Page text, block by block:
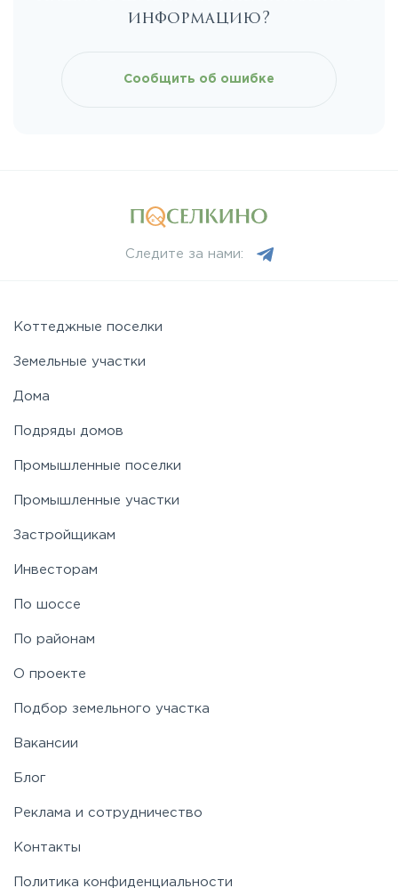
Симферопольское
Фряновское
Ярославское
информацию?
Сообщить об ошибке
Следите за нами:
Коттеджные поселки
Земельные участки
Дома
Подряды домов
Промышленные поселки
Промышленные участки
Застройщикам
Инвесторам
По шоссе
По районам
О проекте
Подбор земельного участка
Вакансии
Блог
Реклама и сотрудничество
Контакты
Политика конфиденциальности